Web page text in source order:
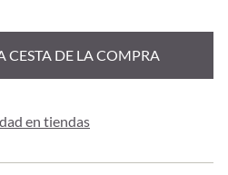
CESTA DE LA COMPRA
en tiendas